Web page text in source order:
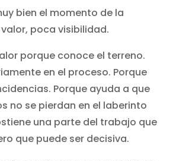
bien el momento de la
poca visibilidad.
porque conoce el terreno.
en el proceso. Porque
Porque ayuda a que
no se pierdan en el laberinto
una parte del trabajo que
que puede ser decisiva.